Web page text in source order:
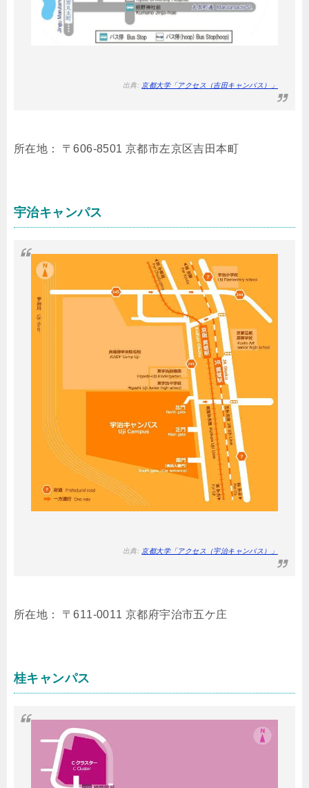
出典: 京都大学「アクセス（吉田キャンパス）」
所在地： 〒606-8501 京都市左京区吉田本町
宇治キャンパス
出典: 京都大学「アクセス（宇治キャンパス）」
所在地： 〒611-0011 京都府宇治市五ケ庄
桂キャンパス